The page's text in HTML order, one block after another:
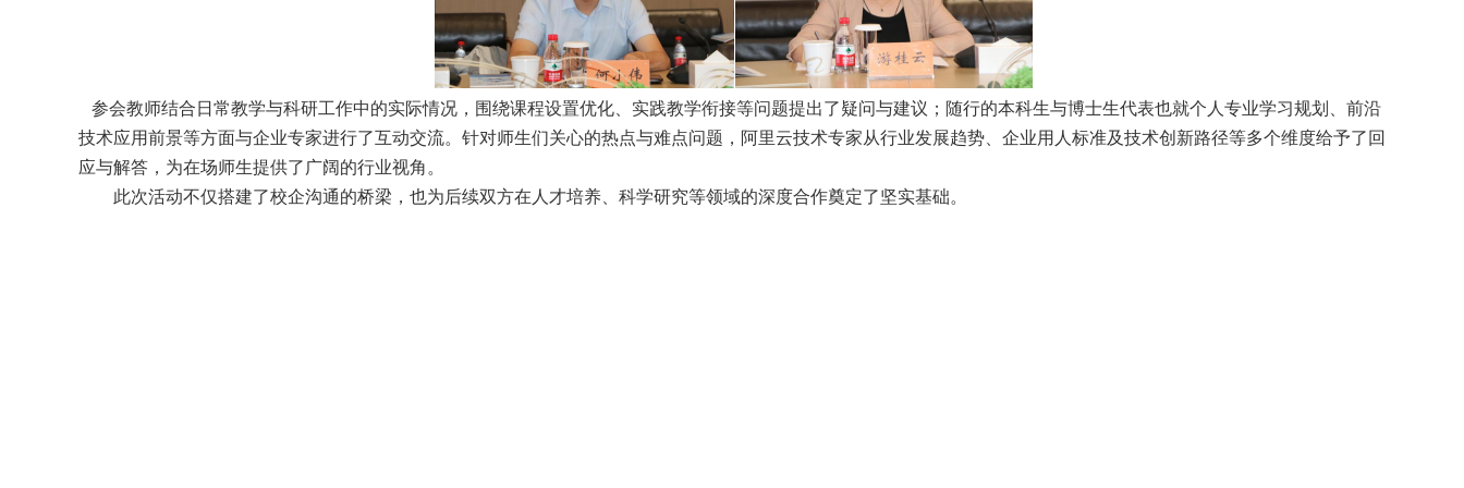
参会教师结合日常教学与科研工作中的实际情况，围绕课程设置优化、实践教学衔接等问题提出了疑问与建议；随行的本科生与博士生代表也就个人专业学习规划、前沿
技术应用前景等方面与企业专家进行了互动交流。针对师生们关心的热点与难点问题，阿里云技术专家从行业发展趋势、企业用人标准及技术创新路径等多个维度给予了回
应与解答，为在场师生提供了广阔的行业视角。
此次活动不仅搭建了校企沟通的桥梁，也为后续双方在人才培养、科学研究等领域的深度合作奠定了坚实基础。